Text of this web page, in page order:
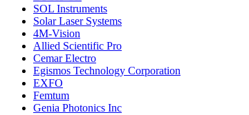
SOL Instruments
Solar Laser Systems
4M-Vision
Allied Scientific Pro
Cemar Electro
Egismos Technology Corporation
EXFO
Femtum
Genia Photonics Inc